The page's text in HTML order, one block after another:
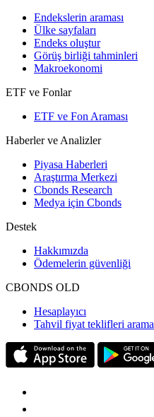
Endekslerin araması
Ülke sayfaları
Endeks oluştur
Görüş birliği tahminleri
Makroekonomi
ETF ve Fonlar
ETF ve Fon Araması
Haberler ve Analizler
Piyasa Haberleri
Araştırma Merkezi
Cbonds Research
Medya için Cbonds
Destek
Hakkımızda
Ödemelerin güvenliği
CBONDS OLD
Hesaplayıcı
Tahvil fiyat teklifleri arama